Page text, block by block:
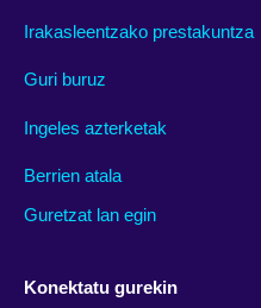
Irakasleentzako prestakuntza
Guri buruz
Ingeles azterketak
Berrien atala
Guretzat lan egin
Konektatu gurekin